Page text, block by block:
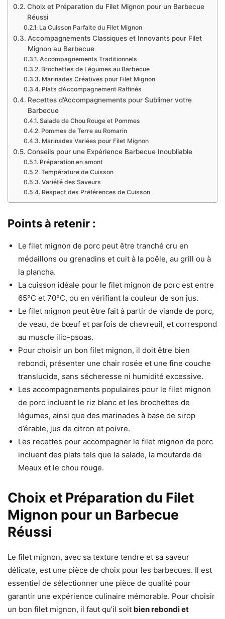
Choix et Préparation du Filet Mignon pour un Barbecue
Réussi
La Cuisson Parfaite du Filet Mignon
Accompagnements Classiques et Innovants pour Filet
Mignon au Barbecue
Accompagnements Traditionnels
Brochettes de Légumes au Barbecue
Marinades Créatives pour Filet Mignon
Plats d’Accompagnement Raffinés
Recettes d’Accompagnements pour Sublimer votre
Barbecue
Salade de Chou Rouge et Pommes
Pommes de Terre au Romarin
Marinades Variées pour Filet Mignon
Conseils pour une Expérience Barbecue Inoubliable
Préparation en amont
Température de Cuisson
Variété des Saveurs
Respect des Préférences de Cuisson
Points à retenir :
Le filet mignon de porc peut être tranché cru en
médaillons ou grenadins et cuit à la poêle, au grill ou à
la plancha.
La cuisson idéale pour le filet mignon de porc est entre
65°C et 70°C, ou en vérifiant la couleur de son jus.
Le filet mignon peut être fait à partir de viande de porc,
de veau, de bœuf et parfois de chevreuil, et correspond
au muscle ilio-psoas.
Pour choisir un bon filet mignon, il doit être bien
rebondi, présenter une chair rosée et une fine couche
translucide, sans sécheresse ni humidité excessive.
Les accompagnements populaires pour le filet mignon
de porc incluent le riz blanc et les brochettes de
légumes, ainsi que des marinades à base de sirop
d’érable, jus de citron et poivre.
Les recettes pour accompagner le filet mignon de porc
incluent des plats tels que la salade, la moutarde de
Meaux et le chou rouge.
Choix et Préparation du Filet
Mignon pour un Barbecue
Réussi
Le filet mignon, avec sa texture tendre et sa saveur
délicate, est une pièce de choix pour les barbecues. Il est
essentiel de sélectionner une pièce de qualité pour
garantir une expérience culinaire mémorable. Pour choisir
un bon filet mignon, il faut qu’il soit bien rebondi et